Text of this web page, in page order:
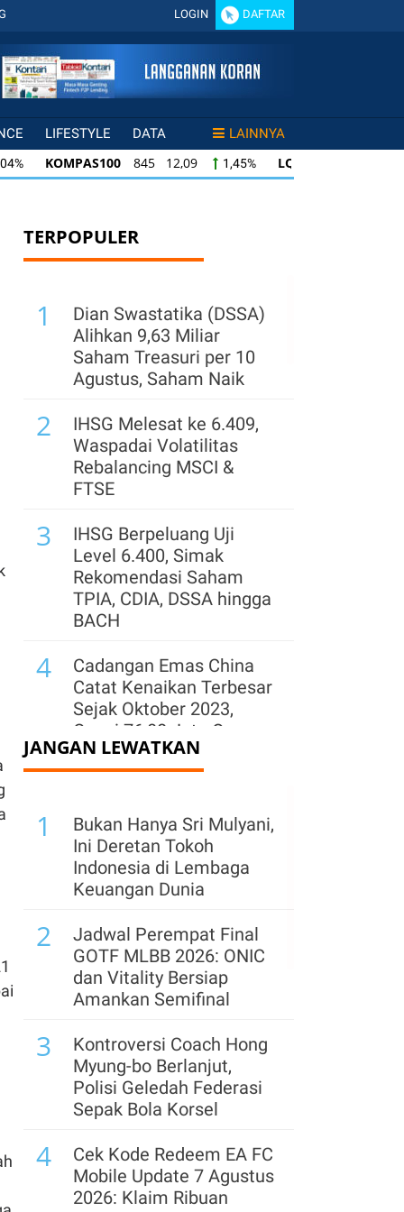
LOGIN DAFTAR
LIFESTYLE DATA LAINNYA
KOMPAS100 845 12,09 1,45% LQ45
KOMPAS100 845 12,09 1,45% LQ45
TERPOPULER
1
Dian Swastatika (DSSA)
Alihkan 9,63 Miliar
Saham Treasuri per 10
Agustus, Saham Naik
2
IHSG Melesat ke 6.409,
Waspadai Volatilitas
Rebalancing MSCI &
FTSE
3
IHSG Berpeluang Uji
Level 6.400, Simak
Rekomendasi Saham
TPIA, CDIA, DSSA hingga
BACH
4
Cadangan Emas China
Catat Kenaikan Terbesar
Sejak Oktober 2023,
Capai 76,08 Juta Ons
5
Hendak Akuisisi
Hilirisasi, Simak Prospek
Saham Bumi Resources
(BUMI)
Arab Saudi, Turki, dan
Pakistan Bentuk Pakta
Pertahanan di Tengah
Krisis Timur Tengah
Kontrakan & Sewa
Properti Akan Kena
Pajak Mulai Tahun 2027
Diproyeksi Melebar,
Target Anggaran Netral
Makin Berat
JANGAN LEWATKAN
1
Bukan Hanya Sri Mulyani,
Ini Deretan Tokoh
Indonesia di Lembaga
Keuangan Dunia
2
Jadwal Perempat Final
GOTF MLBB 2026: ONIC
dan Vitality Bersiap
Amankan Semifinal
3
Kontroversi Coach Hong
Myung-bo Berlanjut,
Polisi Geledah Federasi
Sepak Bola Korsel
4
Cek Kode Redeem EA FC
Mobile Update 7 Agustus
2026: Klaim Ribuan